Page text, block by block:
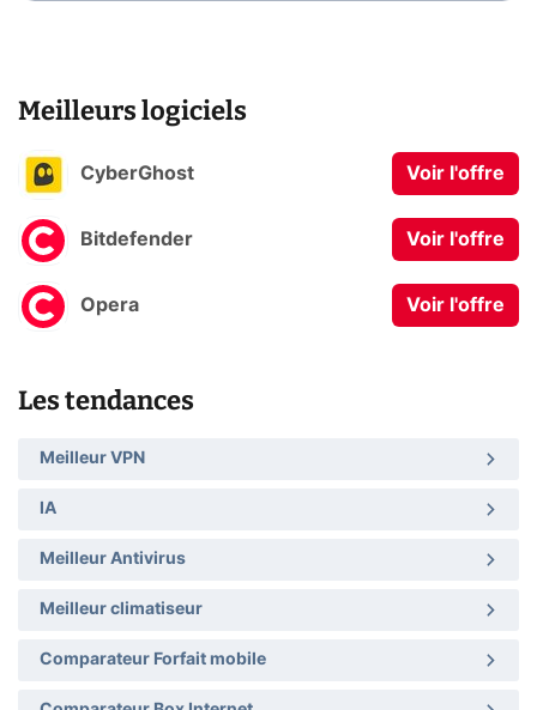
Meilleurs logiciels
CyberGhost Voir l'offre
Bitdefender Voir l'offre
Opera Voir l'offre
Les tendances
Meilleur VPN
IA
Meilleur Antivirus
Meilleur climatiseur
Comparateur Forfait mobile